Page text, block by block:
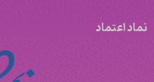
نماد اعتماد